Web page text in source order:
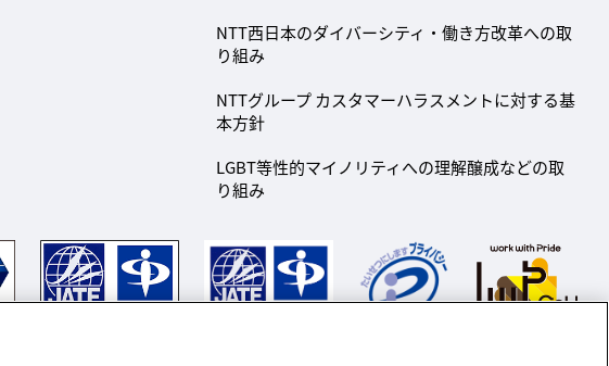
NTT西日本のダイバーシティ・働き方改革への取
り組み
NTTグループ カスタマーハラスメントに対する基
本方針
LGBT等性的マイノリティへの理解醸成などの取
り組み